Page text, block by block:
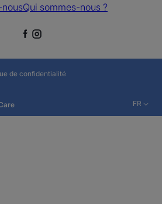
Qui sommes-nous ?
de confidentialité
FR